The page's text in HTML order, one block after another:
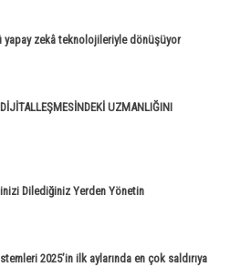
yapay zekâ teknolojileriyle dönüşüyor
UZMANLIĞINI
Dilediğiniz Yerden Yönetin
2025’in ilk aylarında en çok saldırıya